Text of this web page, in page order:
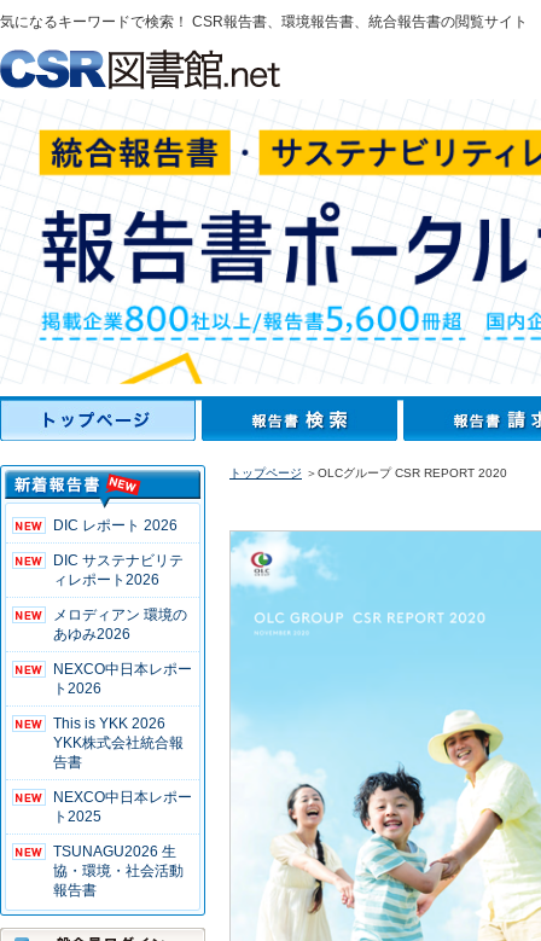
気になるキーワードで検索！ CSR報告書、環境報告書、統合報告書の閲覧サイト
DIC レポート 2026
DIC サステナビリテ
ィレポート2026
メロディアン 環境の
あゆみ2026
NEXCO中日本レポー
ト2026
This is YKK 2026
YKK株式会社統合報
告書
NEXCO中日本レポー
ト2025
TSUNAGU2026 生
協・環境・社会活動
報告書
トップページ ＞OLCグループ CSR REPORT 2020